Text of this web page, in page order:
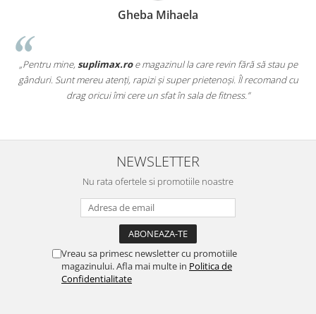
Gheba Mihaela
„Pentru mine,suplimax.roe magazinul la care revin fără să stau pe
gânduri. Sunt mereu atenți, rapizi și super prietenoși. Îl recomand cu
drag oricui îmi cere un sfat în sala de fitness.”
NEWSLETTER
Nu rata ofertele si promotiile noastre
Vreau sa primesc newsletter cu promotiile
magazinului. Afla mai multe in Politica de
Confidentialitate